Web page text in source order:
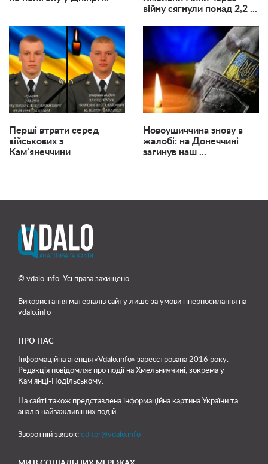
війну сягнули понад 2,2 ...
Перші втрати серед
військових з
Кам’янеччини
Новоушиччина знову в
жалобі: на Донеччині
загинув наш ...
© vdalo.info. Усі права захищено.
Використання матеріалів сайту лише за умови гіперпосилання на
vdalo.info
ПРО НАС
Інформаційна агенція «Vdalo.info» зареєстрована 2016 року.
Редакція повідомляє про події на Хмельниччині, зокрема у
Кам'янці-Подільському.
На сайті також представлена інформаційна картина України та
аналіз найважливіших подій.
Зворотній звязок: editor@vdalo.info